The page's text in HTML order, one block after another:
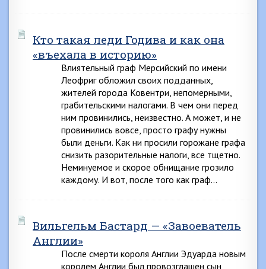
Кто такая леди Годива и как она
«въехала в историю»
Влиятельный граф Мерсийский по имени
Леофриг обложил своих подданных,
жителей города Ковентри, непомерными,
грабительскими налогами. В чем они перед
ним провинились, неизвестно. А может, и не
провинились вовсе, просто графу нужны
были деньги. Как ни просили горожане графа
снизить разорительные налоги, все тщетно.
Неминуемое и скорое обнищание грозило
каждому. И вот, после того как граф…
Вильгельм Бастард — «Завоеватель
Англии»
После смерти короля Англии Эдуарда новым
королем Англии был провозглашен сын